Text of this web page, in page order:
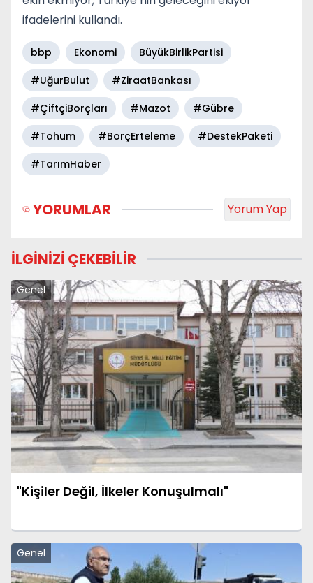
ifadelerini kullandı.
bbp Ekonomi
BüyükBirlikPartisi
#UğurBulut
#ZiraatBankası
#ÇiftçiBorçları
#Mazot
#Gübre
#Tohum
#BorçErteleme
#DestekPaketi
#TarımHaber
YORUMLAR Yorum Yap
İLGİNİZİ ÇEKEBİLİR
Genel
"Kişiler Değil, İlkeler Konuşulmalı"
Genel